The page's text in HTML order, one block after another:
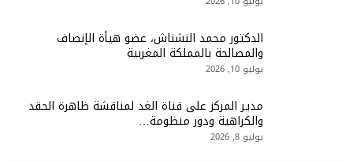
الدكتور محمد النشناش، عضو هيأة الإنصاف
والمصالحة بالمملكة المغربية
يوليو 10, 2026
مدير المركز على قناة الغد لمناقشة ظاهرة الحقد
والكراهية ودور منظومة…
يوليو 8, 2026